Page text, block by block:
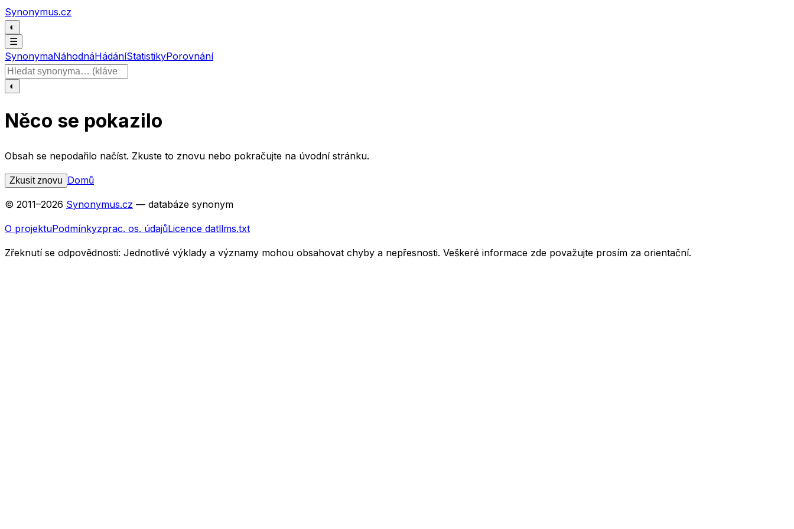
Přeskočit na obsah
Synonymus.cz
◐
☰
SynonymaNáhodnáHádáníStatistikyPorovnání
Hledat slovo
◐
Něco se pokazilo
Obsah se nepodařilo načíst. Zkuste to znovu nebo pokračujte na úvodní stránku.
Zkusit znovu Domů
© 2011–2026 Synonymus.cz — databáze synonym
O projektuPodmínkyzprac. os. údajůLicence datllms.txt
Zřeknutí se odpovědnosti: Jednotlivé výklady a významy mohou obsahovat chyby a nepřesnosti. Veškeré informace zde považujte prosím za orientační.